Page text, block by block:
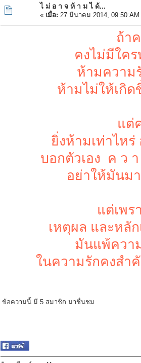
ไ ม่ อ า จ ห้ า ม ไ ด้...
« เมื่อ: 27 มีนาคม 2014, 09:50:AM
ถ้า
คงไม่มีใค
ห้ามความ
ห้ามไม่ให้เกิ
แต่
ยิ่งห้ามเท่าไห
บอกตัวเอง ค ว
อย่าให้มันม
แต่เพ
เหตุผล และหลั
มันแพ้ควา
ในความรักคงสำ
ข้อความนี้ มี 5 สมาชิก มาชื่นชม